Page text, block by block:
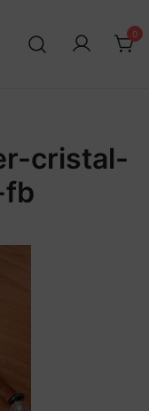
0
cristal-